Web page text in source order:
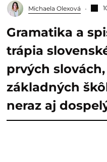
Michaela Olexová
Gramatika a
trápia
prvých
základných
neraz aj